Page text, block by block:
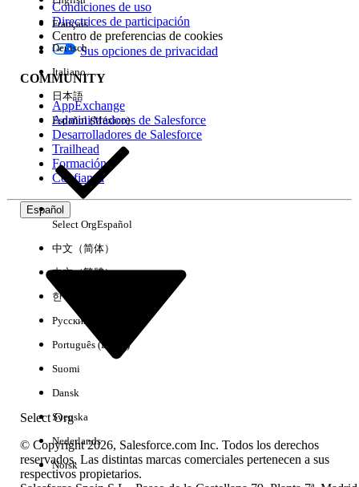
Edición
Experiencia
No hay resultados
Condiciones de uso
Directrices de participación
Centro de preferencias de cookies
Sus opciones de privacidad
COMMUNITY
AppExchange
Administradores de Salesforce
Desarrolladores de Salesforce
Trailhead
Formación
Confianza
Español
Select Org
Français
Deutsch
Italiano
日本語
Español (México)
Select OrgEspañol
中文（简体）
中文（繁體）
한국어
Русский
Português (Brasil)
Suomi
Dansk
Svenska
Nederlands
Norsk
© Copyright 2026, Salesforce.com Inc. Todos los derechos
reservados. Las distintas marcas comerciales pertenecen a sus
respectivos propietarios.